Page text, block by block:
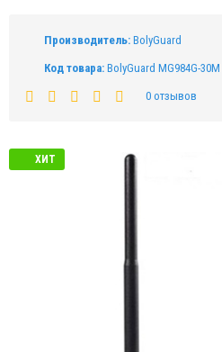
Производитель: BolyGuard
Код товара: BolyGuard MG984G-30M
0 отзывов
ХИТ